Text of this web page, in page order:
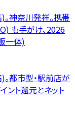
神奈川発祥。携帯
も手がけ、2026
一体)
都市型・駅前店が
ント還元とネット